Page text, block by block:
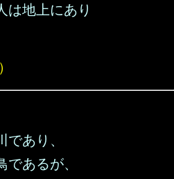
は地上にあり
）
あり、
あるが、